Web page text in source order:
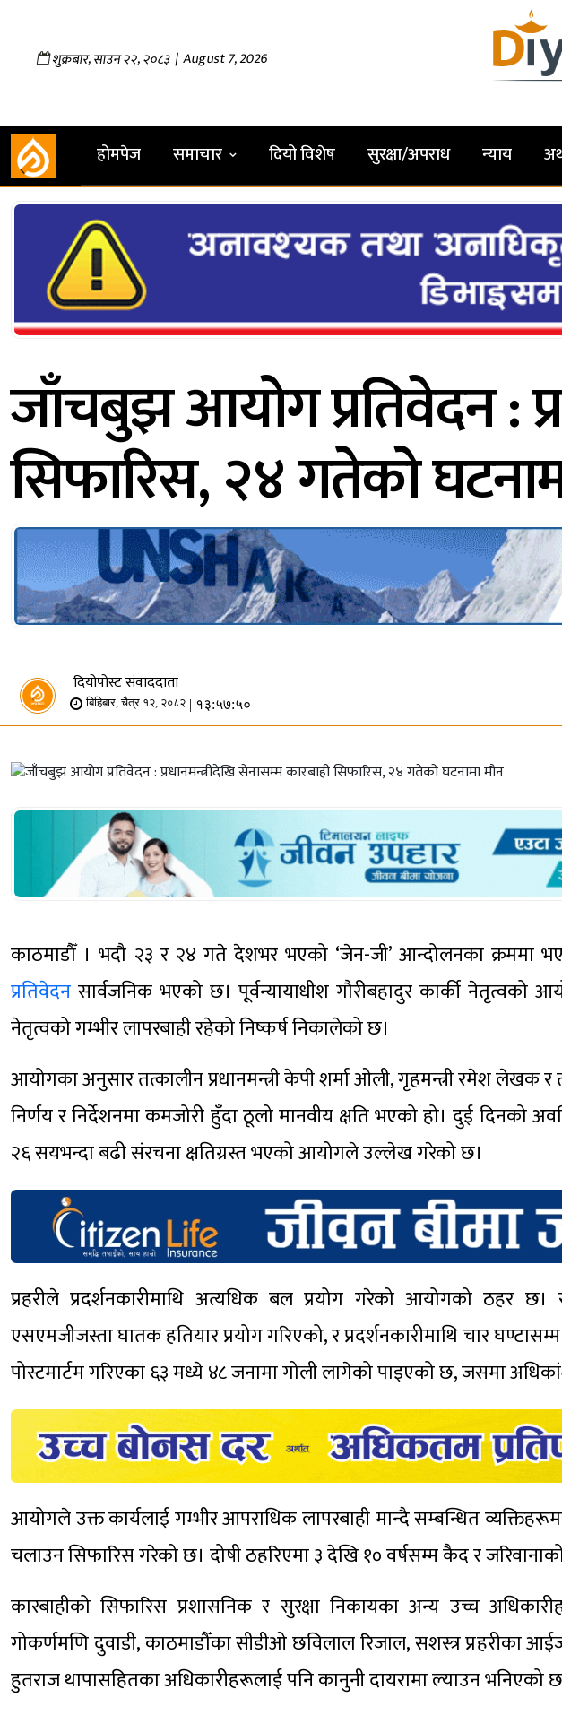
शुक्रबार,साउन२२,२०८३| August 7, 2026
होमपेज समाचार दियो विशेष सुरक्षा/अपराध न्याय
जाँचबुझ आयोग प्रतिवेदन :
सिफारिस, २४ गतेको
दियोपोस्ट संवाददाता
बिहिबार, चैत्र १२, २०८२ | १३:५७:५०
काठमाडौँ । भदौ २३ र २४ गते देशभर भएको ‘जेन-जी’ आन्दोलनका क्रममा
प्रतिवेदन सार्वजनिक भएको छ। पूर्वन्यायाधीश गौरीबहादुर कार्की नेतृत्वको
नेतृत्वको गम्भीर लापरबाही रहेको निष्कर्ष निकालेको छ।
आयोगका अनुसार तत्कालीन प्रधानमन्त्री केपी शर्मा ओली, गृहमन्त्री रमेश लेखक र
निर्णय र निर्देशनमा कमजोरी हुँदा ठूलो मानवीय क्षति भएको हो। दुई दिनको
२६ सयभन्दा बढी संरचना क्षतिग्रस्त भएको आयोगले उल्लेख गरेको छ।
प्रहरीले प्रदर्शनकारीमाथि अत्यधिक बल प्रयोग गरेको आयोगको ठहर छ।
एसएमजीजस्ता घातक हतियार प्रयोग गरिएको, र प्रदर्शनकारीमाथि चार
पोस्टमार्टम गरिएका ६३ मध्ये ४८ जनामा गोली लागेको पाइएको छ, जसमा
आयोगले उक्त कार्यलाई गम्भीर आपराधिक लापरबाही मान्दै सम्बन्धित
चलाउन सिफारिस गरेको छ। दोषी ठहरिएमा ३ देखि १० वर्षसम्म कैद र
कारबाहीको सिफारिस प्रशासनिक र सुरक्षा निकायका अन्य उच्च
गोकर्णमणि दुवाडी, काठमाडौँका सीडीओ छविलाल रिजाल, सशस्त्र प्रहरीका
हुतराज थापासहितका अधिकारीहरूलाई पनि कानुनी दायरामा ल्याउन भनिएको